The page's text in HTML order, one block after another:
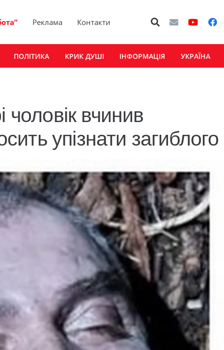
Реклама Контакти
ПОЛІТИКА КРИК ДУШІ ІНФОРМАЦІЯ УКРАЇНА
вчинив
упізнати загиблого